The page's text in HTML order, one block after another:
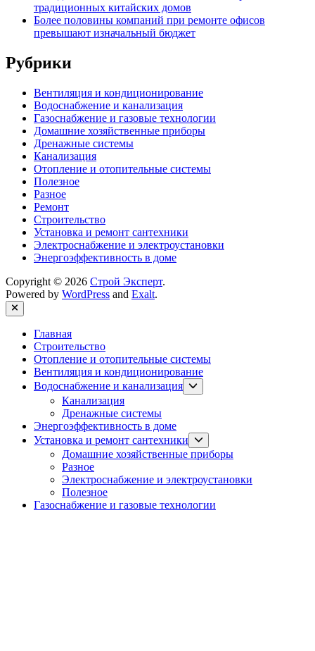
традиционных китайских домов
Более половины компаний при ремонте офисов
превышают изначальный бюджет
Рубрики
Вентиляция и кондиционирование
Водоснабжение и канализация
Газоснабжение и газовые технологии
Домашние хозяйственные приборы
Дренажные системы
Канализация
Отопление и отопительные системы
Полезное
Разное
Ремонт
Строительство
Установка и ремонт сантехники
Электроснабжение и электроустановки
Энергоэффективность в доме
Copyright © 2026 Строй Эксперт.
Powered by WordPress and Exalt.
Close
Главная
Строительство
Отопление и отопительные системы
Вентиляция и кондиционирование
Водоснабжение и канализация
Show
sub
Канализация
Дренажные системы
Энергоэффективность в доме
Установка и ремонт сантехники
sub
menu
Домашние хозяйственные приборы
Разное
Электроснабжение и электроустановки
Полезное
Газоснабжение и газовые технологии